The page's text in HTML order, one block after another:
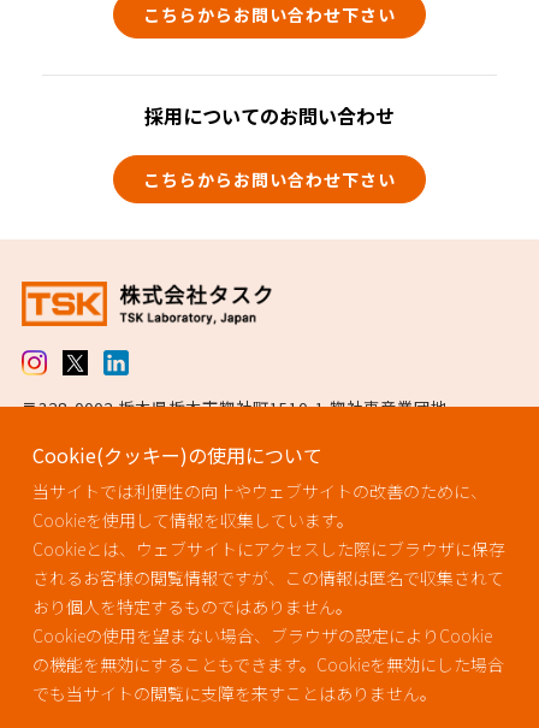
こちらからお問い合わせ下さい
採用についてのお問い合わせ
こちらからお問い合わせ下さい
〒328-0002 栃木県栃木市惣社町1510-1 惣社東産業団地
ISO13485認証取得
ISO14001認証取得
Cookie(クッキー)の使用について
当サイトでは利便性の向上やウェブサイトの改善のために、
Cookieを使用して情報を収集しています。
Cookieとは、ウェブサイトにアクセスした際にブラウザに保存
されるお客様の閲覧情報ですが、この情報は匿名で収集されて
おり個人を特定するものではありません。
Cookieの使用を望まない場合、ブラウザの設定によりCookie
の機能を無効にすることもできます。Cookieを無効にした場合
でも当サイトの閲覧に支障を来すことはありません。